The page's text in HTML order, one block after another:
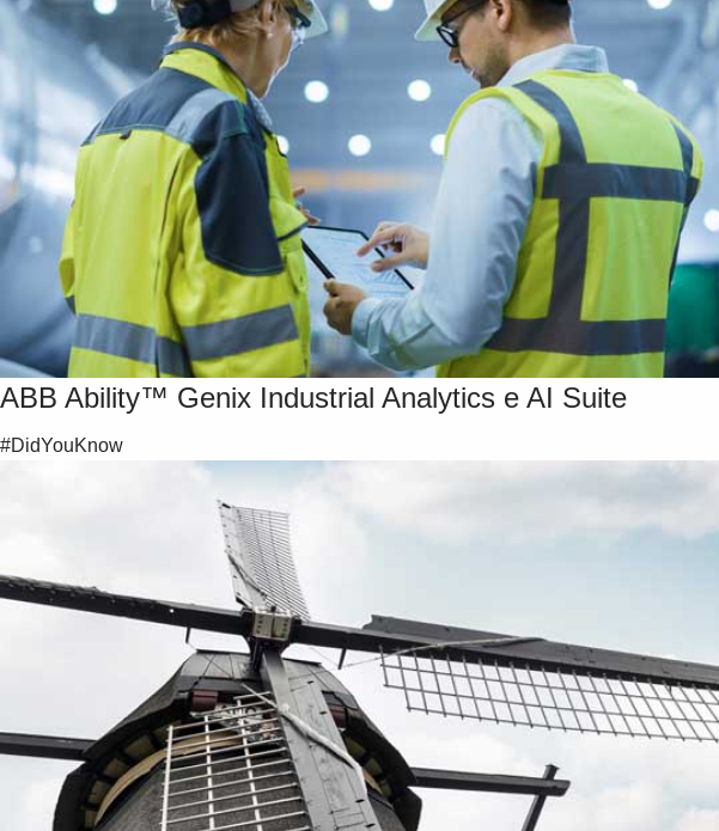
ABB Ability™ Genix Industrial Analytics e AI Suite
#DidYouKnow